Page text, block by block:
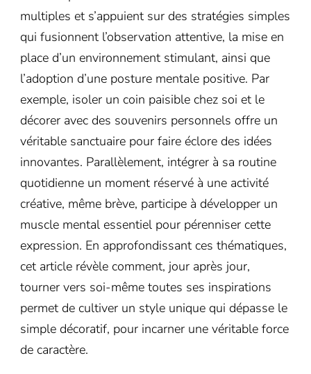
multiples et s’appuient sur des stratégies simples
qui fusionnent l’observation attentive, la mise en
place d’un environnement stimulant, ainsi que
l’adoption d’une posture mentale positive. Par
exemple, isoler un coin paisible chez soi et le
décorer avec des souvenirs personnels offre un
véritable sanctuaire pour faire éclore des idées
innovantes. Parallèlement, intégrer à sa routine
quotidienne un moment réservé à une activité
créative, même brève, participe à développer un
muscle mental essentiel pour pérenniser cette
expression. En approfondissant ces thématiques,
cet article révèle comment, jour après jour,
tourner vers soi-même toutes ses inspirations
permet de cultiver un style unique qui dépasse le
simple décoratif, pour incarner une véritable force
de caractère.